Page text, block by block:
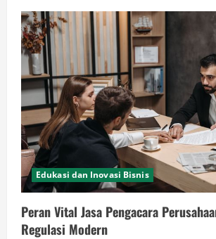
Edukasi dan Inovasi Bisnis
Peran Vital Jasa Pengacara
Regulasi Modern